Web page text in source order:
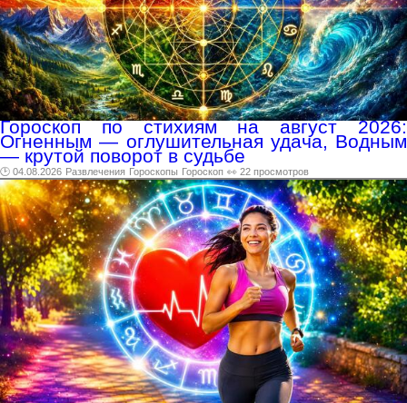
Гороскоп по стихиям на август 2026:
Огненным — оглушительная удача, Водным
— крутой поворот в судьбе
🕑 04.08.2026 Развлечения Гороскопы Гороскоп 👀 22 просмотров